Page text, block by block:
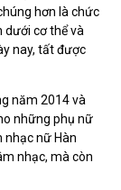
hơn là chức
dưới cơ thể và
nay, tất được
năm 2014 và
những phụ nữ
nhạc nữ Hàn
nhạc, mà còn